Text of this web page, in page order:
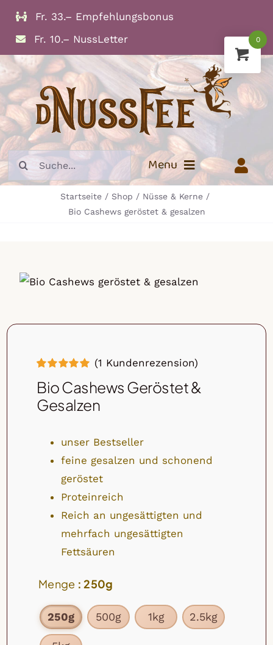
Zum
springen
Fr. 33.– Empfehlungsbonus
Fr. 10.– NussLetter
Suche
nach:
Menu
Info
Nuss & Frucht Mischungen
Olivenholz
Startseite Shop
Nüsse & Kerne
Bio Cashews geröstet & gesalzen
mit5.00 von
5, basierend
auf
(1 Kundenrezension)
Bio Cashews Geröstet &
Gesalzen
unser Bestseller
feine gesalzen und schonend
geröstet
Proteinreich
Reich an ungesättigten und
mehrfach ungesättigten
Fettsäuren
Menge : 250g
250g 500g 1kg 2.5kg
0